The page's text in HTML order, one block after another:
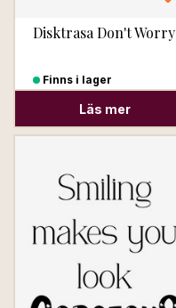
Disktrasa Don't Worry
Finns i lager
Läs mer